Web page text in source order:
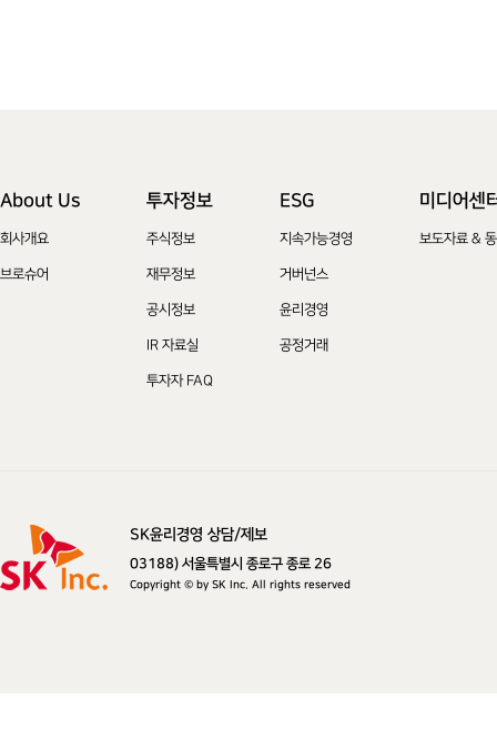
About Us
회사개요
브로슈어
투자정보
주식정보
재무정보
공시정보
IR 자료실
투자자 FAQ
ESG
지속가능경영
거버넌스
윤리경영
공정거래
미디어센
보도자료 &
SK주식회사 SK윤리경영 상담/제보
03188) 서울특별시 종로구 종로 26
Copyright © by SK Inc. All rights reserved